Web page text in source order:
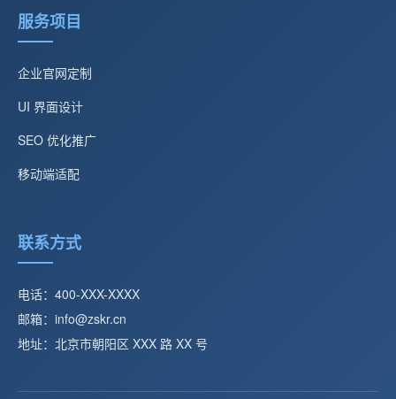
服务项目
企业官网定制
UI 界面设计
SEO 优化推广
移动端适配
联系方式
电话：400-XXX-XXXX
邮箱：info@zskr.cn
地址：北京市朝阳区 XXX 路 XX 号